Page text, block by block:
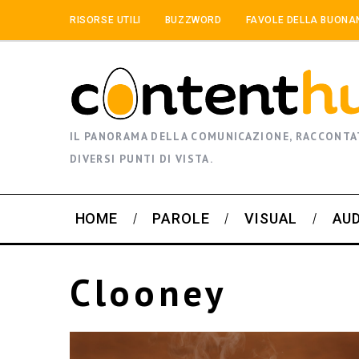
RISORSE UTILI BUZZWORD FAVOLE DELLA
IL PANORAMA DELLA COMUNICAZIONE,
DIVERSI PUNTI DI VISTA.
HOME PAROLE VISUAL
Clooney